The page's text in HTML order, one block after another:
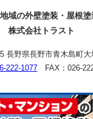
域の外壁塗装・屋根
株式会社トラスト
長野県長野市青木島町大
222-1077 FAX：026-